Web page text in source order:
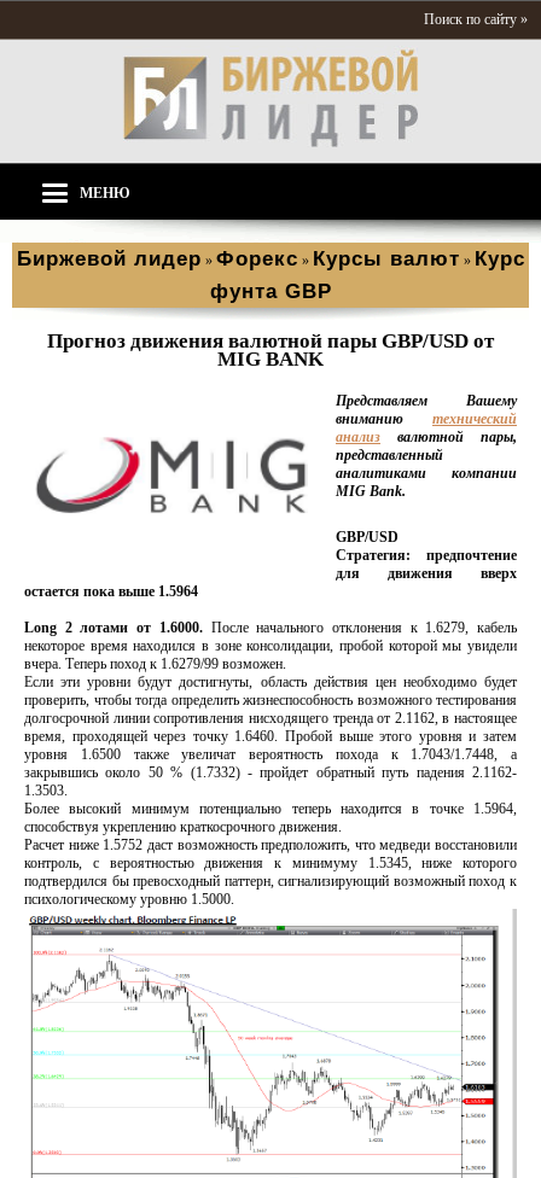
Поиск по сайту »
МЕНЮ
Биржевой лидер » Форекс » Курсы валют » Курс
фунта GBP
Прогноз движения валютной пары GBP/USD от
MIG BANK
Представляем Вашему
вниманию технический
анализ валютной пары,
представленный
аналитиками компании
MIG Bank.
GBP/USD
Стратегия: предпочтение
для движения вверх
остается пока выше 1.5964
Long 2 лотами от 1.6000. После начального отклонения к 1.6279, кабель
некоторое время находился в зоне консолидации, пробой которой мы увидели
вчера. Теперь поход к 1.6279/99 возможен.
Если эти уровни будут достигнуты, область действия цен необходимо будет
проверить, чтобы тогда определить жизнеспособность возможного тестирования
долгосрочной линии сопротивления нисходящего тренда от 2.1162, в настоящее
время, проходящей через точку 1.6460. Пробой выше этого уровня и затем
уровня 1.6500 также увеличат вероятность похода к 1.7043/1.7448, а
закрывшись около 50 % (1.7332) - пройдет обратный путь падения 2.1162-
1.3503.
Более высокий минимум потенциально теперь находится в точке 1.5964,
способствуя укреплению краткосрочного движения.
Расчет ниже 1.5752 даст возможность предположить, что медведи восстановили
контроль, с вероятностью движения к минимуму 1.5345, ниже которого
подтвердился бы превосходный паттерн, сигнализирующий возможный поход к
психологическому уровню 1.5000.